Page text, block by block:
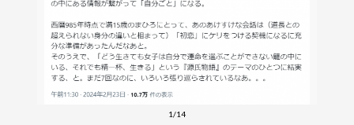
1/14